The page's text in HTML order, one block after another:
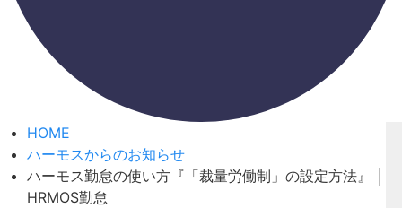
HOME
ハーモスからのお知らせ
ハーモス勤怠の使い方『「裁量労働制」の設定方法』 │
HRMOS勤怠